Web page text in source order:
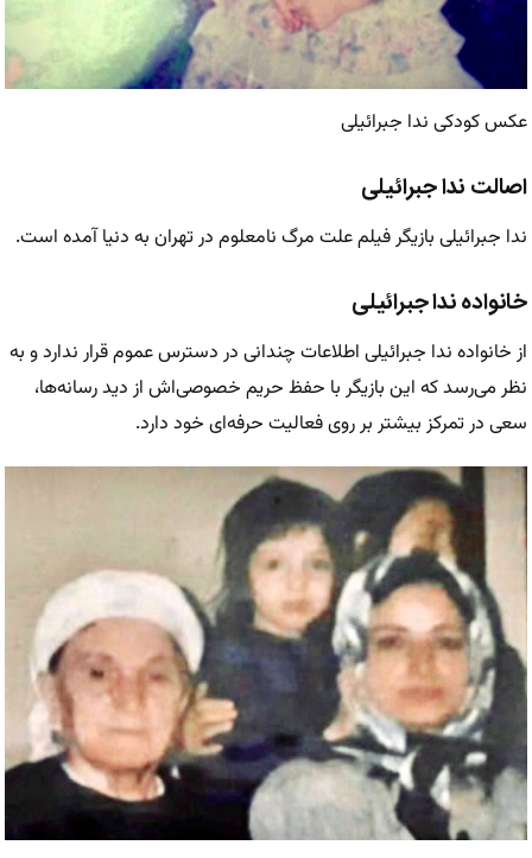
عکس کودکی ندا جبرائیلی
اصالت ندا جبرائیلی
ندا جبرائیلی بازیگر فیلم علت مرگ نامعلوم در تهران به دنیا آمده است.
خانواده ندا جبرائیلی
از خانواده ندا جبرائیلی اطلاعات چندانی در دسترس عموم قرار ندارد و به
نظر می‌رسد که این بازیگر با حفظ حریم خصوصی‌اش از دید رسانه‌ها،
سعی در تمرکز بیشتر بر روی فعالیت حرفه‌ای خود دارد.